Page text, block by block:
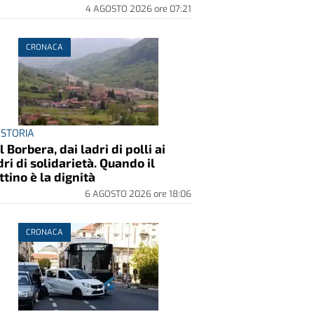
4 AGOSTO 2026ore 07:21
CRONACA
Borbera, dai ladri di polli ai
di solidarietà. Quando il
è la dignità
6 AGOSTO 2026ore 18:06
CRONACA